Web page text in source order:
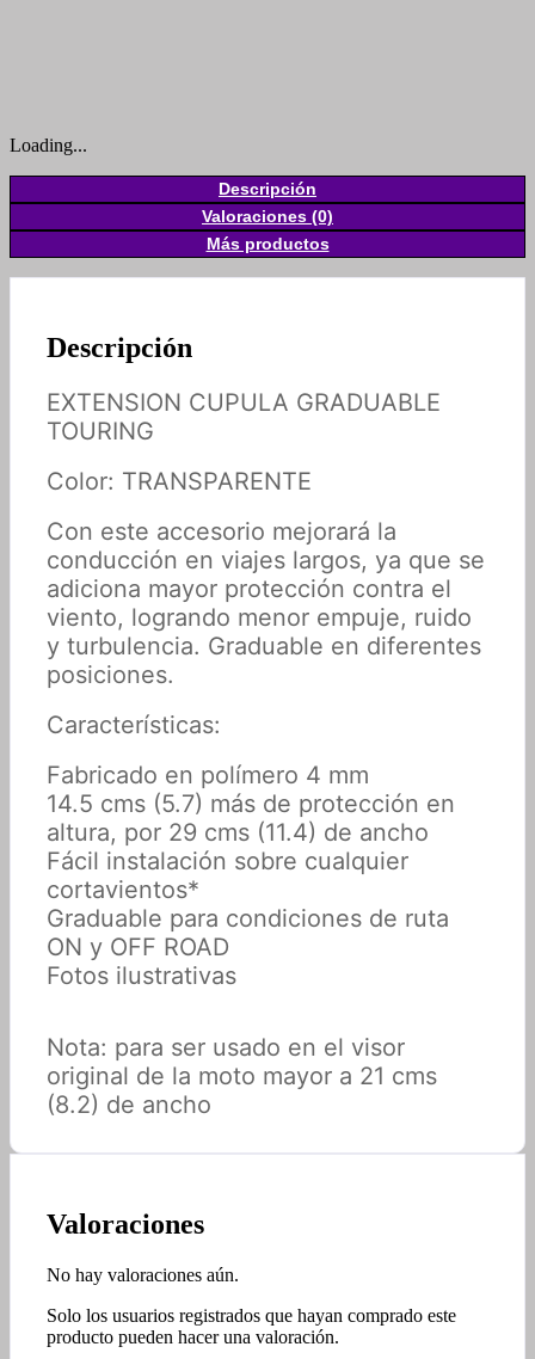
Loading...
Descripción
Valoraciones (0)
Más productos
Descripción
EXTENSION CUPULA GRADUABLE
TOURING
Color: TRANSPARENTE
Con este accesorio mejorará la
conducción en viajes largos, ya que se
adiciona mayor protección contra el
viento, logrando menor empuje, ruido
y turbulencia. Graduable en diferentes
posiciones.
Características:
Fabricado en polímero 4 mm
14.5 cms (5.7) más de protección en
altura, por 29 cms (11.4) de ancho
Fácil instalación sobre cualquier
cortavientos*
Graduable para condiciones de ruta
ON y OFF ROAD
Fotos ilustrativas
Nota: para ser usado en el visor
original de la moto mayor a 21 cms
(8.2) de ancho
Valoraciones
No hay valoraciones aún.
Solo los usuarios registrados que hayan comprado este
producto pueden hacer una valoración.